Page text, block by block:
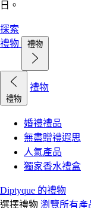
日。
探索
禮物
禮物
禮物
禮物
婚禮禮品
無盡贈禮遐思
人氣產品
獨家香水禮盒
Diptyque 的禮物
選擇禮物 瀏覽所有產